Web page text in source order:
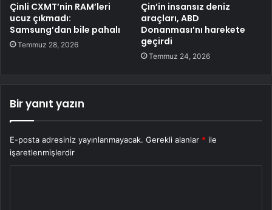
Çinli CXMT’nin RAM’leri
ucuz çıkmadı:
Samsung’dan bile pahalı
Temmuz 28, 2026
Çin’in insansız deniz
araçları, ABD
Donanması’nı harekete
geçirdi
Temmuz 24, 2026
Bir yanıt yazın
E-posta adresiniz yayınlanmayacak. Gerekli alanlar * ile
işaretlenmişlerdir